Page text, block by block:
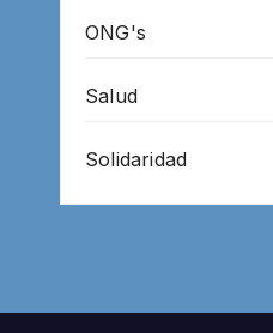
ONG's
Salud
Solidaridad